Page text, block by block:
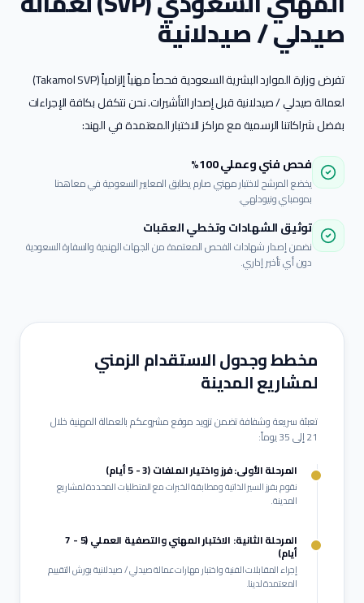
صيدلي / صيدلانية
تفرض وزارة الموارد البشرية السعودية فحصاً مهنياً إلزامياً (Takamol SVP)
لعمالةصيدلي / صيدلانيةقبل إصدار التأشيرات. نحن نتكفل بكافة الإجراءات
بفضل شراكاتنا الرسمية مع مراكز الاختبار المعتمدة في الهند:
فحص فني وعملي 100%
يخضع المرشح لاختبار مهني صارم يطابق المعايير السعودية في معاهدنا
بمومباي ونيودلهي.
توثيق الشهادات وتخطي العقبات
نضمن إصدار شهادات الفحص المعتمدة من الجهات الهندية والسفارة السعودية
دون أي تأخير إداري.
مخطط وجدول الاستقدام الزمني
لمشاريعالمدينة
تعبئة سريعة وشفافة تضمن تزويد موقع مشروعكم بالعمالة المهنية خلال
21 إلى 35 يوماً:
المرحلة الأولى: فرز واختيار الملفات (3 - 5 أيام)
نقوم بفرز السير الذاتية ومطابقة الخبرات مع المتطلبات المحددة لمشاريع
المدينة.
المرحلة الثانية: الاختبار المهني والتصفية العملي (5 - 7
أيام)
إجراء المقابلات الفنية واختبار مهارات عمالةصيدلي / صيدلانيةبورش التقييم
المعتمدة لدينا.